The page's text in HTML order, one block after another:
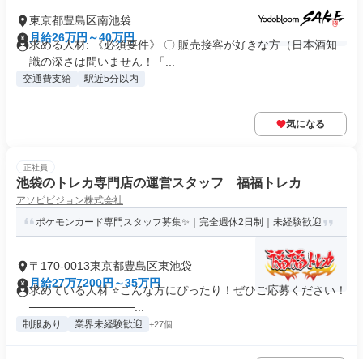
東京都豊島区南池袋
月給26万円～40万円
求める人材: 《必須要件》 〇 販売接客が好きな方（日本酒知
識の深さは問いません！「...
交通費支給 駅近5分以内
気になる
正社員
池袋のトレカ専門店の運営スタッフ 福福トレカ
アソビビジョン株式会社
ポケモンカード専門スタッフ募集✨｜完全週休2日制｜未経験歓迎
〒170-0013東京都豊島区東池袋
月給27万7200円～35万円
求めている人材 ⭐こんな方にぴったり！ぜひご応募ください！
─────────────...
制服あり 業界未経験歓迎 +27個